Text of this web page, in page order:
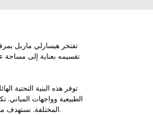
توفر هذه البنية التحتية
الطبيعية وواجهات
المختلفة. نستهدف مجموعة متنوعة من البيئات، بدءًا من المتاحف والمساحات الحيوية التاريخية إلى المرافق السياحية والمباني السكنية.